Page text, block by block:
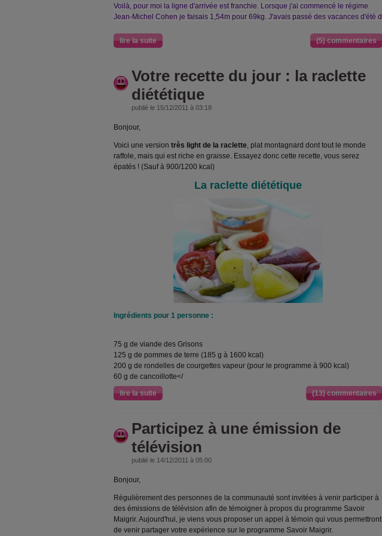
Voilà, pour moi la ligne d'arrivée est franchie. Lorsque j'ai commencé le régime
Jean-Michel Cohen je faisais 1,54m pour 69kg. J'avais passé des vacances d'été d
lire la suite (5) commentaires
Votre recette du jour : la raclette
diététique
publié le 15/12/2011 à 03:18
Bonjour,
Voici une version très light de la raclette, plat montagnard dont tout le monde
raffole, mais qui est riche en graisse. Essayez donc cette recette, vous serez
épatés ! (Sauf à 900/1200 kcal)
La raclette diététique
Ingrédients pour 1 personne :
75 g de viande des Grisons
125 g de pommes de terre (185 g à 1600 kcal)
200 g de rondelles de courgettes vapeur (pour le programme à 900 kcal)
60 g de cancoillotte</
lire la suite
(13) commentaires
Participez à une émission de
télévision
publié le 14/12/2011 à 05:00
Bonjour,
Régulièrement des personnes de la communauté sont invitées à venir participer à
des émissions de télévision afin de témoigner à propos du programme Savoir
Maigrir. Aujourd'hui, je viens vous proposer un appel à témoin qui vous permettront
de venir partager votre expérience sur le programme Savoir Maigrir.